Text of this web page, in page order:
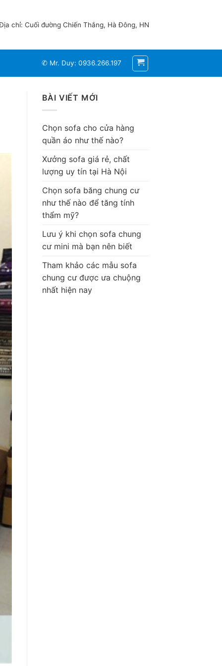
chỉ: Cuối đường Chiến Thắng, Hà Đông, HN
✆ Mr. Duy: 0936.266.197
BÀI VIẾT MỚI
Chọn sofa cho cửa hàng
quần áo như thế nào?
Xưởng sofa giá rẻ, chất
lượng uy tín tại Hà Nội
Chọn sofa băng chung cư
như thế nào để tăng tính
thẩm mỹ?
Lưu ý khi chọn sofa chung
cư mini mà bạn nên biết
Tham khảo các mẫu sofa
chung cư được ưa chuộng
nhất hiện nay